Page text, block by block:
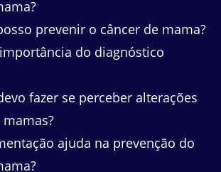
prevenir o câncer de mama?
do diagnóstico
fazer se perceber alterações
ajuda na prevenção do